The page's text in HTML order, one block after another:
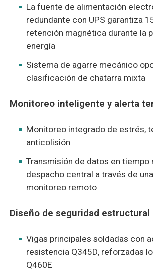
La fuente de alimentación
redundante con UPS garantiza
retención magnética durante la
energía
Sistema de agarre mecánico
clasificación de chatarra mixta
Monitoreo inteligente y alerta
Monitoreo integrado de estrés,
anticolisión
Transmisión de datos en tiempo
despacho central a través de
monitoreo remoto
Diseño de seguridad estructural
Vigas principales soldadas con
resistencia Q345D, reforzadas
Q460E